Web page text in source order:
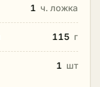
1 ч. ложка
115 г
1 шт